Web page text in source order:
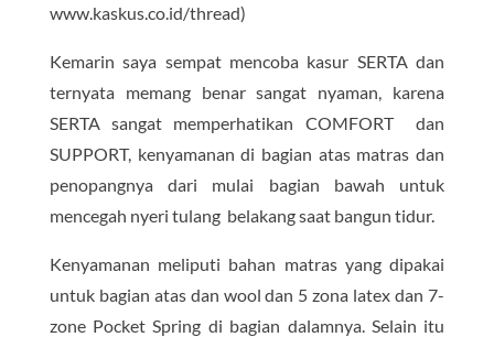
www.kaskus.co.id/thread)
Kemarin saya sempat mencoba kasur SERTA dan
ternyata memang benar sangat nyaman, karena
SERTA sangat memperhatikan COMFORT dan
SUPPORT, kenyamanan di bagian atas matras dan
penopangnya dari mulai bagian bawah untuk
mencegah nyeri tulang belakang saat bangun tidur.
Kenyamanan meliputi bahan matras yang dipakai
untuk bagian atas dan wool dan 5 zona latex dan 7-
zone Pocket Spring di bagian dalamnya. Selain itu